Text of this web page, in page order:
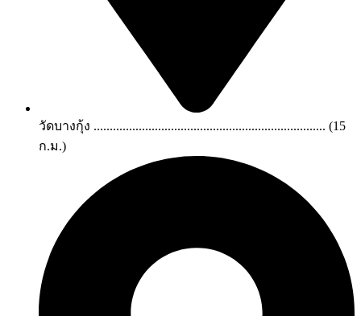
วัดบางกุ้ง ........................................................................ (15
ก.ม.)